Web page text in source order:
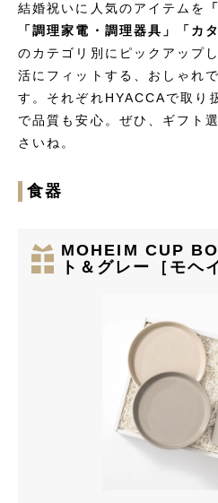
結婚祝いに人気のアイテムを
「調理家電・調理器具」「カ
のカテゴリ別にピックアップ
活にフィットする、おしゃれ
す。それぞれHYACCAで取り
で品質も安心。ぜひ、ギフト
さいね。
食器
MOHEIM CUP
ト＆グレー［モヘ